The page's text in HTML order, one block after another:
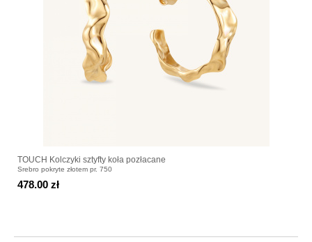
TOUCH Kolczyki sztyfty koła pozłacane
Srebro pokryte złotem pr. 750
478.00 zł